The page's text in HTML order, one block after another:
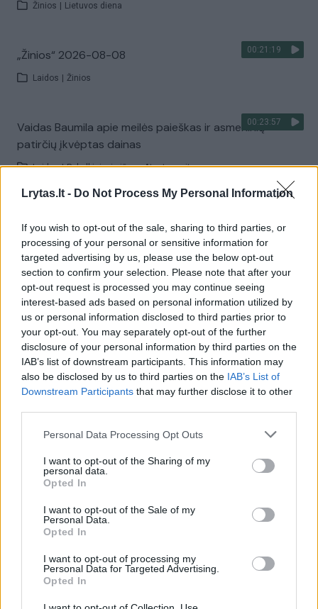
Lrytas.lt - Do Not Process My Personal Information
If you wish to opt-out of the sale, sharing to third parties, or
processing of your personal or sensitive information for
targeted advertising by us, please use the below opt-out
section to confirm your selection. Please note that after your
opt-out request is processed you may continue seeing
interest-based ads based on personal information utilized by
us or personal information disclosed to third parties prior to
your opt-out. You may separately opt-out of the further
disclosure of your personal information by third parties on the
IAB’s list of downstream participants. This information may
also be disclosed by us to third parties on the IAB’s List of
Downstream Participants that may further disclose it to other
Personal Data Processing Opt Outs
I want to opt-out of the Sharing of my
personal data.
Opted In
I want to opt-out of the Sale of my
Personal Data.
Opted In
I want to opt-out of processing my
Personal Data for Targeted Advertising.
Opted In
Žinios Lietuvos diena
00:21:19
„Žinios“ 2026-08-08
Laidos Žinios
00:23:57
Vaidas Baumila apie meilės paieškas ir asmeninių
patirčių įkvėptas dainas
Laidos | Pokalbiai prie jūros. Atostogų ritmu
pastebėti virš karinės bazės
Žinios Pasaulis
Visi įrašai
Žiūrimiausi įrašai
vaiko gyvybių išgelbėti nepavyko
Žinios | Lietuvos diena
00:00:57
Savaitės vidurys nusimato karštas: temperatūra kils iki
32 laipsnių šilumos
V. Zalužno pasisakymą laiko bandymu įsitvirtinti